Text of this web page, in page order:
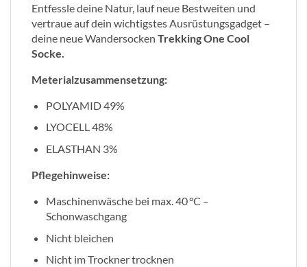
Entfessle deine Natur, lauf neue Bestweiten und
vertraue auf dein wichtigstes Ausrüstungsgadget –
deine neue Wandersocken Trekking One Cool
Socke.
Meterialzusammensetzung:
POLYAMID 49%
LYOCELL 48%
ELASTHAN 3%
Pflegehinweise:
Maschinenwäsche bei max. 40 °C –
Schonwaschgang
Nicht bleichen
Nicht im Trockner trocknen